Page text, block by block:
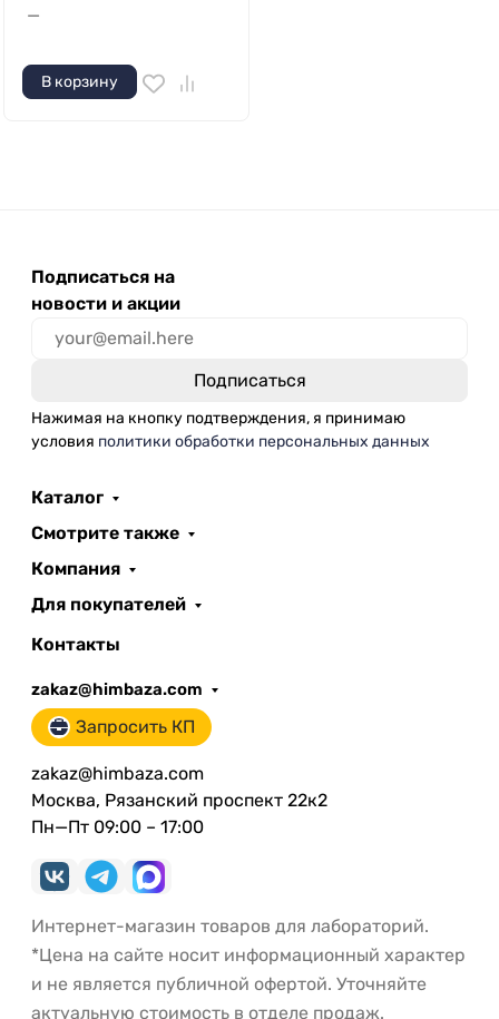
—
В корзину
Подписаться на
новости и акции
Нажимая на кнопку подтверждения, я принимаю
условия политики обработки персональных данных
Каталог
Смотрите также
Компания
Для покупателей
Контакты
zakaz@himbaza.com
Запросить КП
zakaz@himbaza.com
Москва, Рязанский проспект 22к2
Пн—Пт 09:00 – 17:00
Интернет-магазин товаров для лабораторий.
*Цена на сайте носит информационный характер
и не является публичной офертой. Уточняйте
актуальную стоимость в отделе продаж.